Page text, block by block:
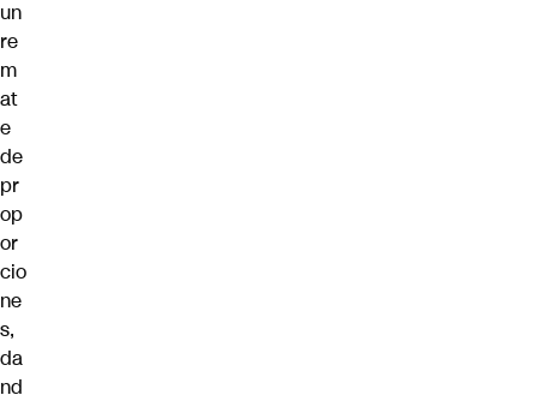
un
re
m
at
e
de
pr
op
or
cio
ne
s,
da
nd